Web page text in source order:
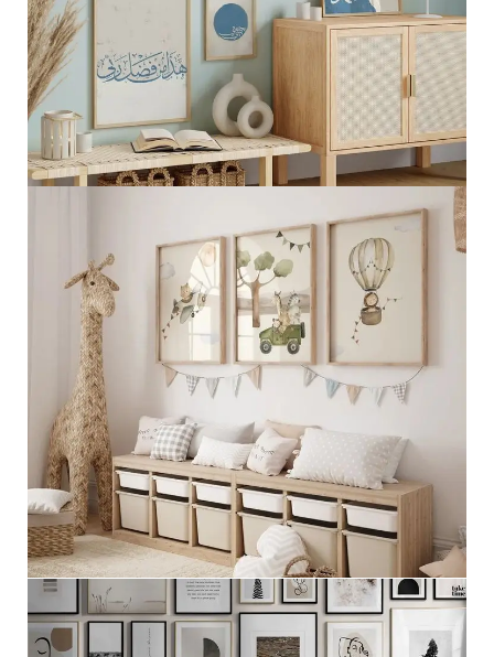
الجمال الطبيعي الإسلامي
عرض المزيد
مجموعات اطفال